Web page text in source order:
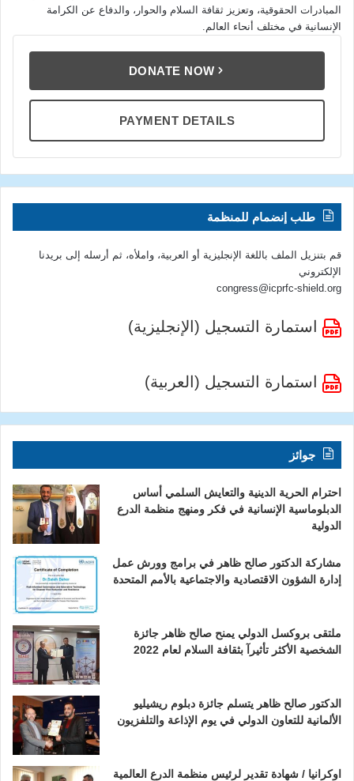
المبادرات الحقوقية، وتعزيز ثقافة السلام والحوار، والدفاع عن الكرامة
الإنسانية في مختلف أنحاء العالم.
DONATE NOW
PAYMENT DETAILS
طلب إنضمام للمنظمة
قم بتنزيل الملف باللغة الإنجليزية أو العربية، واملأه، ثم أرسله إلى بريدنا
الإلكتروني
congress@icprfc-shield.org
استمارة التسجيل (الإنجليزية)
استمارة التسجيل (العربية)
جوائز
احترام الحرية الدينية والتعايش السلمي أساس
الدبلوماسية الإنسانية في فكر ومنهج منظمة الدرع
الدولية
مشاركة الدكتور صالح ظاهر في برامج وورش عمل
إدارة الشؤون الاقتصادية والاجتماعية بالأمم المتحدة
ملتقى بروكسل الدولي يمنح صالح ظاهر جائزة
الشخصية الأكثر تأثيرآ بثقافة السلام لعام 2022
الدكتور صالح ظاهر يتسلم جائزة دبلوم ريشيليو
الألمانية للتعاون الدولي في يوم الإذاعة والتلفزيون
اوكرانيا / شهادة تقدير لرئيس منظمة الدرع العالمية